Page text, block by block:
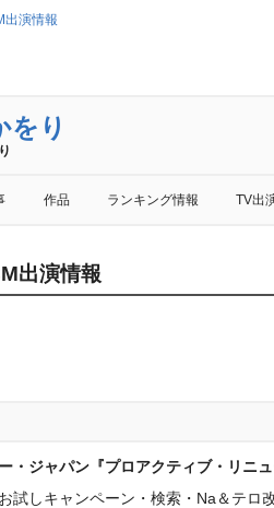
出演情報
をり
作品 ランキング情報 TV出
出演情報
・ジャパン『プロアクティブ・リニ
試しキャンペーン・検索・Na＆テロ